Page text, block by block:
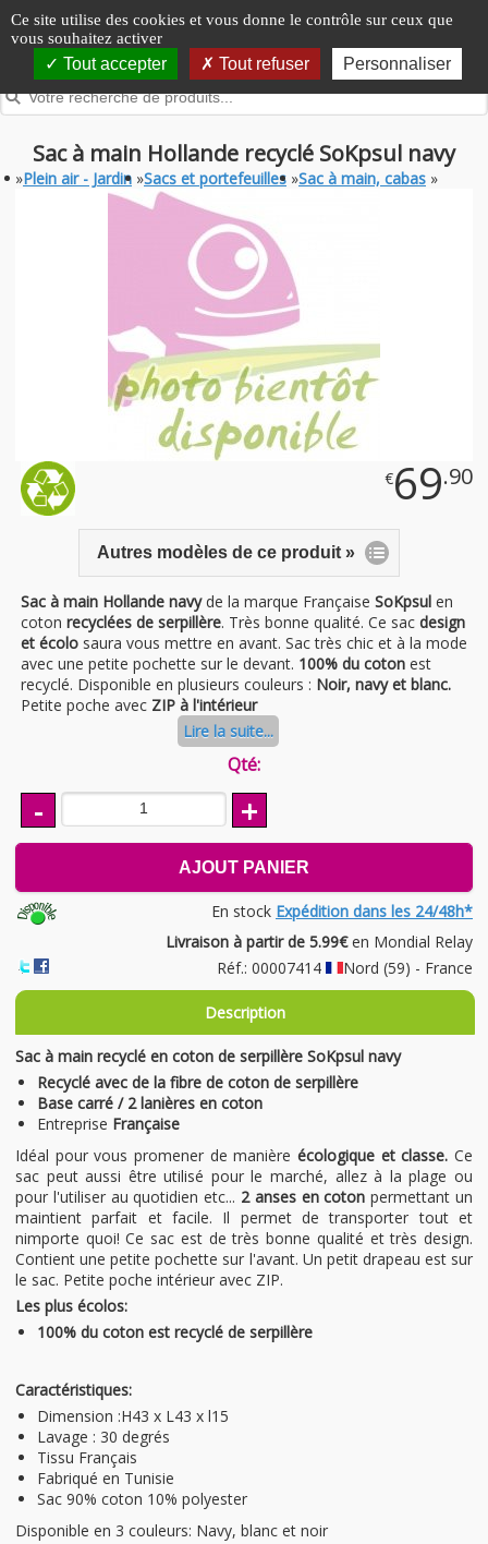
Panneau de gestion des cookies
Ce site utilise des cookies et vous donne le contrôle sur ceux que
vous souhaitez activer
Tout accepter Tout refuser Personnaliser
Sac à main Hollande recyclé SoKpsul navy
»Plein air - Jardin »Sacs et portefeuilles »Sac à main, cabas »
€69.90
Autres modèles de ce produit »
Sac à main Hollande navyde la marque Française SoKpsul en
coton recyclées de serpillère. Très bonne qualité. Ce sac design
et écolo saura vous mettre en avant. Sac très chic et à la mode
avec une petite pochette sur le devant. 100% du coton est
recyclé. Disponible en plusieurs couleurs : Noir, navy et blanc.
Petite poche avec ZIP à l'intérieur
Lire la suite...
Qté:
- +
AJOUT PANIER
En stock Expédition dans les 24/48h*
Livraison à partir de 5.99€en Mondial Relay
Réf.: 00007414
Nord (59) - France
Description
Sac à main recyclé en coton de serpillère SoKpsul navy
Recyclé avec de la fibre de coton de serpillère
Base carré / 2 lanières en coton
Entreprise Française
Idéal pour vous promener de manière écologique et classe. Ce
sac peut aussi être utilisé pour le marché, allez à la plage ou
pour l'utiliser au quotidien etc... 2 anses en cotonpermettant un
maintient parfait et facile. Il permet de transporter tout et
nimporte quoi! Ce sac est de très bonne qualité et très design.
Contient une petite pochette sur l'avant. Un petit drapeau est sur
le sac. Petite poche intérieur avec ZIP.
Les plus écolos:
100% du coton est recyclé de serpillère
Caractéristiques:
Dimension :H43 x L43 x l15
Lavage : 30 degrés
Tissu Français
Fabriqué en Tunisie
Sac 90% coton 10% polyester
Disponible en 3 couleurs: Navy, blanc et noir